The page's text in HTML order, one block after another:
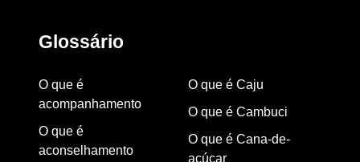
Glossário
O que é
acompanhamento
O que é
aconselhamento
O que é Caju
O que é Cambuci
O que é Cana-de-
açúcar